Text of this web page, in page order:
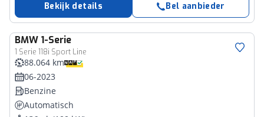
Bekijk details Bel aanbieder
BMW 1-Serie
1 Serie 118i Sport Line
88.064 km
06-2023
Benzine
Automatisch